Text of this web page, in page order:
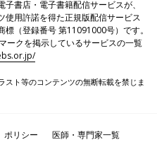
子書店・電子書籍配信サービスが、
使用許諾を得た正規版配信サービス
標（登録番号 第11091000号）です。
ークを掲示しているサービスの一覧
スト等のコンテンツの無断転載を禁じま
ポリシー 医師・専門家一覧